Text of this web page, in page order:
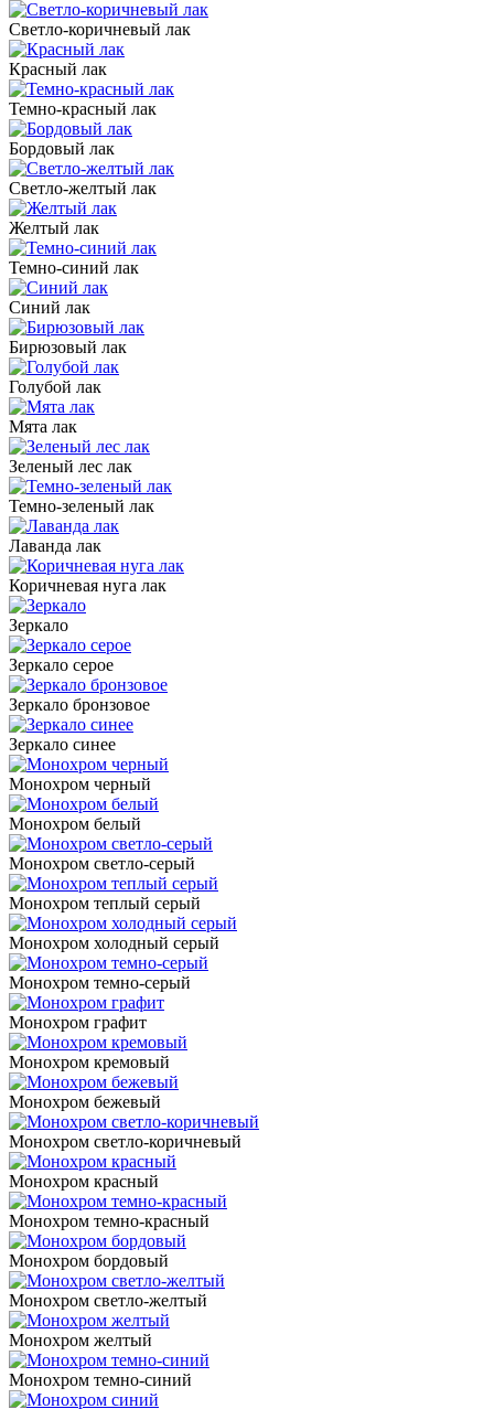
Светло-коричневый лак
Красный лак
Темно-красный лак
Бордовый лак
Светло-желтый лак
Желтый лак
Темно-синий лак
Синий лак
Бирюзовый лак
Голубой лак
Мята лак
Зеленый лес лак
Темно-зеленый лак
Лаванда лак
Коричневая нуга лак
Зеркало
Зеркало серое
Зеркало бронзовое
Зеркало синее
Монохром черный
Монохром белый
Монохром светло-серый
Монохром теплый серый
Монохром холодный серый
Монохром темно-серый
Монохром графит
Монохром кремовый
Монохром бежевый
Монохром светло-коричневый
Монохром красный
Монохром темно-красный
Монохром бордовый
Монохром светло-желтый
Монохром желтый
Монохром темно-синий